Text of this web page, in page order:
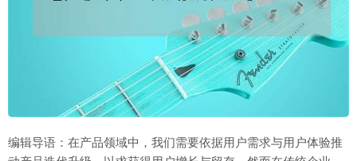
编辑导语：在产品领域中，我们需要依据用户需求与用户体验推